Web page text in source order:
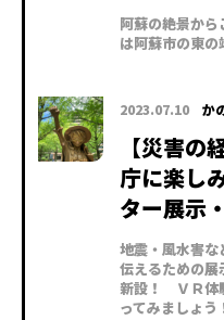
阿蘇の絶景から
は阿蘇市の東
2023.07.10 か
【災害
庁に楽し
ター展示
地震・風水害な
伝えるための展
新設！ ＶＲ体
ってみましょう